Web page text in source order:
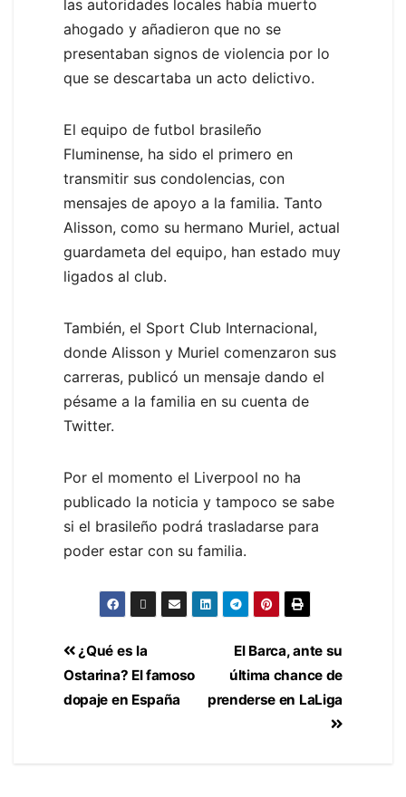
las autoridades locales había muerto
ahogado y añadieron que no se
presentaban signos de violencia por lo
que se descartaba un acto delictivo.
El equipo de futbol brasileño
Fluminense, ha sido el primero en
transmitir sus condolencias, con
mensajes de apoyo a la familia. Tanto
Alisson, como su hermano Muriel, actual
guardameta del equipo, han estado muy
ligados al club.
También, el Sport Club Internacional,
donde Alisson y Muriel comenzaron sus
carreras, publicó un mensaje dando el
pésame a la familia en su cuenta de
Twitter.
Por el momento el Liverpool no ha
publicado la noticia y tampoco se sabe
si el brasileño podrá trasladarse para
poder estar con su familia.
El Barca, ante su
última chance de
prenderse en LaLiga
¿Qué es la
Ostarina? El famoso
dopaje en España